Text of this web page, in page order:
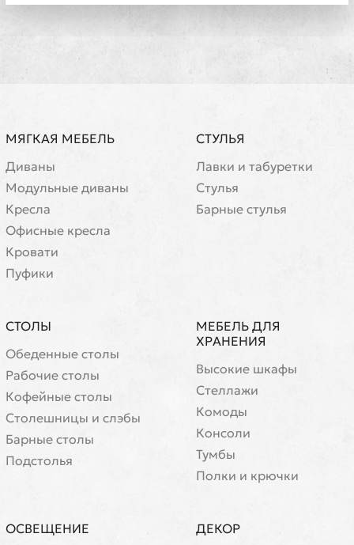
МЯГКАЯ МЕБЕЛЬ
Диваны
Модульные диваны
Кресла
Офисные кресла
Кровати
Пуфики
СТУЛЬЯ
Лавки и табуретки
Стулья
Барные стулья
СТОЛЫ
Обеденные столы
Рабочие столы
Кофейные столы
Cтолешницы и слэбы
Барные столы
Подстолья
МЕБЕЛЬ ДЛЯ
ХРАНЕНИЯ
Высокие шкафы
Стеллажи
Комоды
Консоли
Тумбы
Полки и крючки
ОСВЕЩЕНИЕ
ДЕКОР